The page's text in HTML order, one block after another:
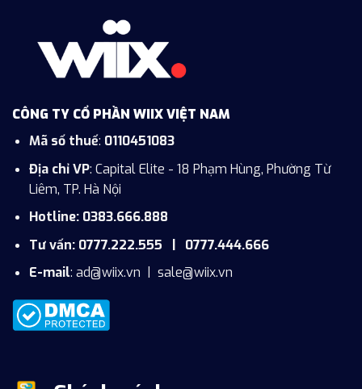
CÔNG TY CỔ PHẦN WIIX VIỆT NAM
Mã số thuế: 0110451083
Địa chỉ VP: Capital Elite - 18 Phạm Hùng, Phường Từ
Liêm, TP. Hà Nội
Hotline: 0383.666.888
Tư vấn: 0777.222.555 | 0777.444.666
E-mail: ad@wiix.vn sale@wiix.vn